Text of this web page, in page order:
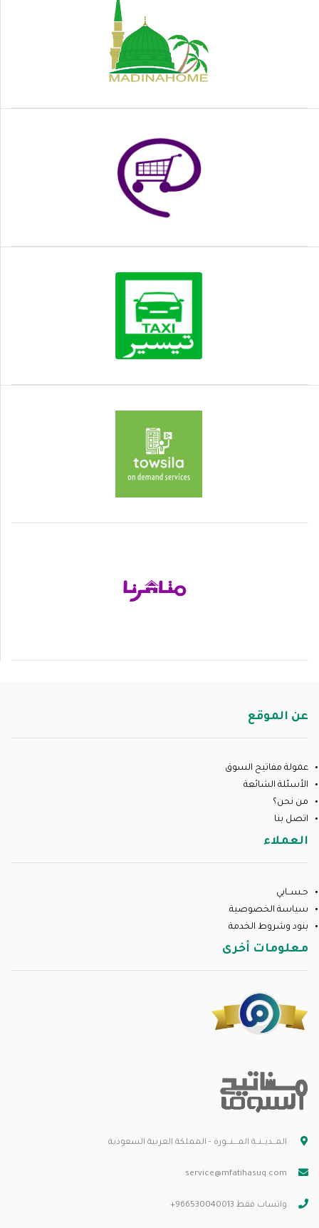
عن الموقع
عمولة مفاتيح السوق
الأسئلة الشائعة
من نحن؟
اتصل بنا
العملاء
حـســابي
سياسة الخصوصية
بنود وشروط الخدمة
معلومات أخرى
المــديــنــة المـــنـــورة - المملكة العربية السعودية
service@mfatihasuq.com
واتساب فقط 966530040013+